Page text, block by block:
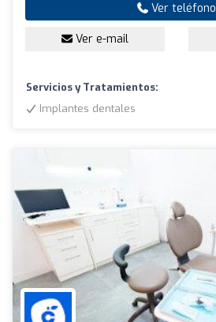
Ver teléfono
Ver e-mail
Servicios y Tratamientos:
Implantes dentales